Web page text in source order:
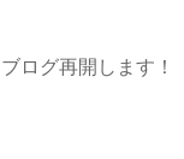
ブログ再開します！